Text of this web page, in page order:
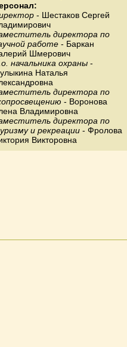
- Шестаков Сергей
директора по
работе - Баркан
Шмерович
начальника охраны -
Наталья
директора по
- Воронова
Владимировна
директора по
и рекреации - Фролова
Викторовна